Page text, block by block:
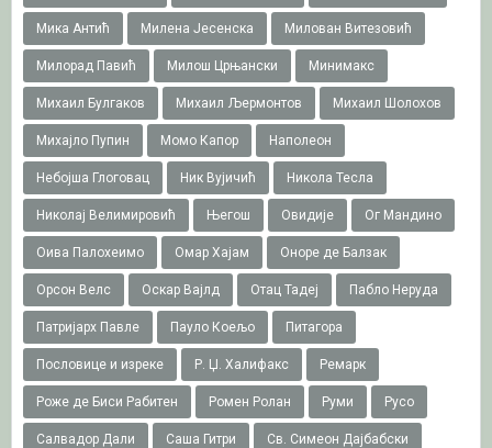
Мика Антић Милена Јесенска Милован Витезовић
Милорад Павић Милош Црњански Минимакс
Михаил Булгаков Михаил Љермонтов Михаил Шолохов
Михајло Пупин Момо Капор Наполеон
Небојша Глоговац Ник Вујичић Никола Тесла
Николај Велимировић Његош Овидије Ог Мандино
Оива Палохеимо Омар Хајам Оноре де Балзак
Орсон Велс Оскар Вајлд Отац Тадеј Пабло Неруда
Патријарх Павле Пауло Коељо Питагора
Пословице и изреке Р. Џ. Халифакс Ремарк
Роже де Биси Рабитен Ромен Ролан Руми Русо
Салвадор Дали Саша Гитри Св. Симеон Дајбабски